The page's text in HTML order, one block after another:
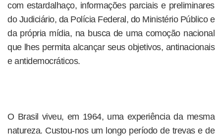
com estardalhaço, informações parciais e preliminares
do Judiciário, da Polícia Federal, do Ministério Público e
da própria mídia, na busca de uma comoção nacional
que lhes permita alcançar seus objetivos, antinacionais
e antidemocráticos.
O Brasil viveu, em 1964, uma experiência da mesma
natureza. Custou-nos um longo período de trevas e de